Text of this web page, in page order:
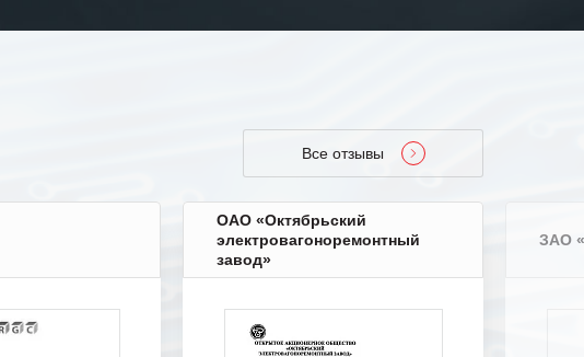
Все отзывы
ОАО «Октябрьский
электровагоноремонтный
завод»
ЗАО